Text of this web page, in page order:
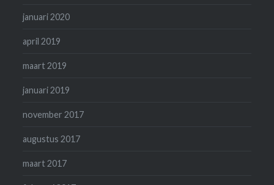
januari 2020
april 2019
maart 2019
januari 2019
november 2017
augustus 2017
maart 2017